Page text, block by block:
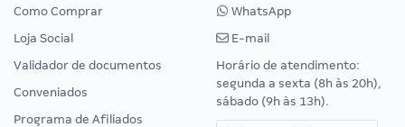
Como Comprar
Loja Social
Validador de documentos
Conveniados
Programa de Afiliados
WhatsApp
E-mail
Horário de atendimento:
segunda a sexta (8h às 20h),
sábado (9h às 13h).